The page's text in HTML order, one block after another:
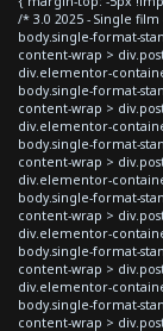
/* 3.0 2025 - Single
body.single-format-
content-wrap >
div.elementor-
body.single-format-
content-wrap >
div.elementor-
body.single-format-
content-wrap >
div.elementor-
body.single-format-
content-wrap >
div.elementor-
body.single-format-
content-wrap >
div.elementor-
body.single-format-
content-wrap >